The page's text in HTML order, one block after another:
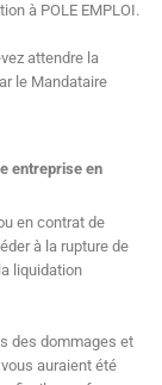
à POLE EMPLOI.
attendre la
le Mandataire
entreprise en
en contrat de
à la rupture de
liquidation
des dommages et
auraient été